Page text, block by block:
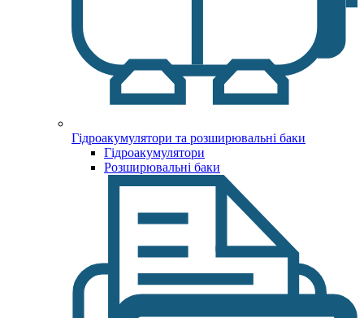
Гідроакумулятори та розширювальні баки
Гідроакумулятори
Розширювальні баки